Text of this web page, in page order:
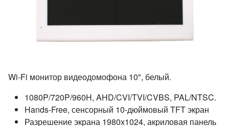
Wi-Fi монитор видеодомофона 10", белый.
1080P/720P/960H, AHD/CVI/TVI/CVBS, PAL/NTSC.
Hands-Free, сенсорный 10-дюймовый TFT экран
Разрешение экрана 1980х1024, акриловая панель